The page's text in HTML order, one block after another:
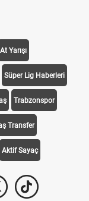
At Yarışı
Süper Lig Haberleri
Trabzonspor
Transfer
Aktif Sayaç